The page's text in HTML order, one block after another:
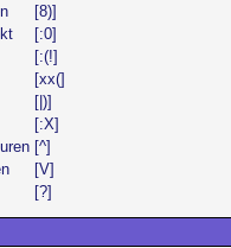
[8)]
[:0]
[:(!]
[xx(]
[|)]
[:X]
[^]
[V]
[?]